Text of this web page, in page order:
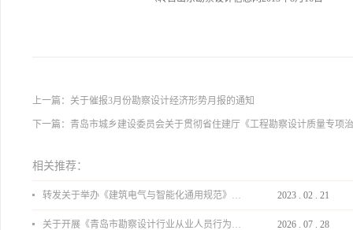
上一篇： 关于催报3月份勘察设计经济形势月报的通知
下一篇： 青岛市城乡建设委员会关于贯彻省住建厅《工程勘察设计质量专项
相关推荐：
转发关于举办《建筑电气与智能化通用规范》 GB55024-2022公益宣贯的通知 2023 . 02 . 21
关于开展《青岛市勘察设计行业从业人员行为导则》、《青岛市住宅工程设计审查品质提升指引（2026版）》宣贯活动的通知 2026 . 07 . 28